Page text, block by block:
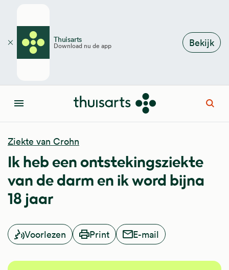
Thuisarts
Download nu de app Bekijk
Sluiten
Menu
Ziekte van Crohn
Ik heb een ontstekingsziekte
van de darm en ik word bijna
18 jaar
Voorlezen Print E-mail